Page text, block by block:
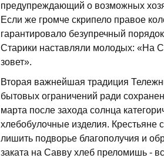
предупреждающий о возможных
Если же громче скрипело правое
гарантировало безупречный
Старики наставляли молодых: «На
зовет».
Вторая важнейшая традиция
бытовых ограничений ради
марта после захода солнца
хлебобулочные изделия. Крестьяне
лишить подворье благополучия и
заката на Савву хлеб преломишь -